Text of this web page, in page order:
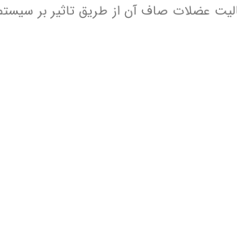
عضلات صاف آن از طریق تاثیر بر